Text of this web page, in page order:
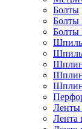
Болты
Болты
Ленты
Лента